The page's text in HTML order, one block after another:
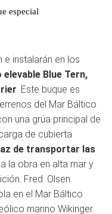
especial
e instalarán en los
elevable Blue Tern,
. Este buque es
del Mar Báltico
una grúa principal de
de cubierta
de transportar las
la obra en alta mar y
Fred. Olsen
en el Mar Báltico
marino Wikinger.